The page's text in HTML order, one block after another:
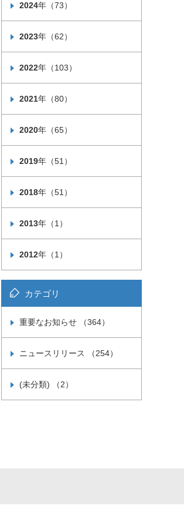
2024年（73）
2023年（62）
2022年（103）
2021年（80）
2020年（65）
2019年（51）
2018年（51）
2013年（1）
2012年（1）
カテゴリ
重要なお知らせ （364）
ニュースリリース （254）
(未分類) （2）